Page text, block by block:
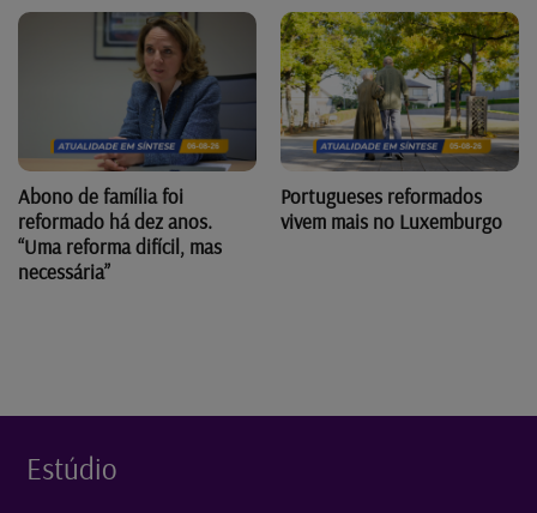
Abono de família foi
reformado há dez anos.
“Uma reforma difícil, mas
necessária”
Portugueses reformados
vivem mais no Luxemburgo
Estúdio